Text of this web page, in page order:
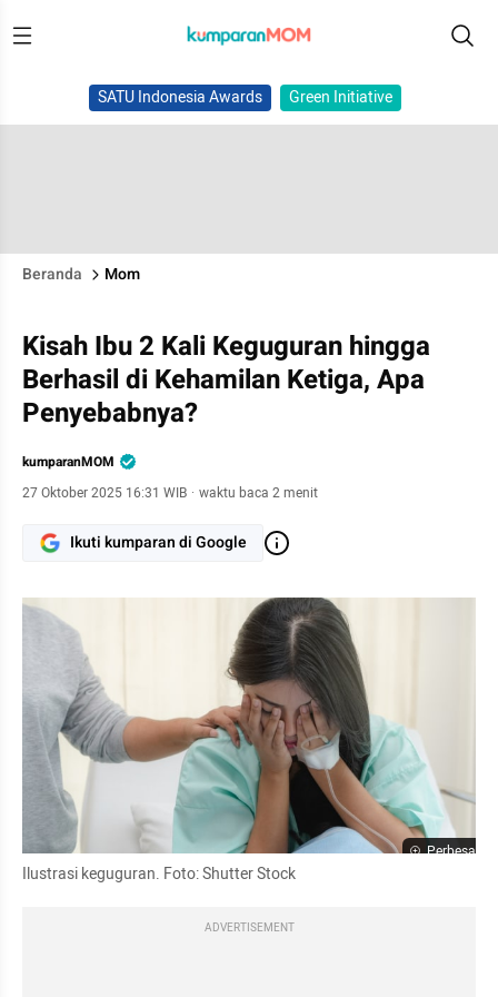
SATU Indonesia Awards Green Initiative
Beranda Mom
Kisah Ibu 2 Kali Keguguran hingga
Berhasil di Kehamilan Ketiga, Apa
Penyebabnya?
kumparanMOM
27 Oktober 2025 16:31 WIB · waktu baca 2 menit
Ikuti kumparan di Google
Perbesar
Ilustrasi keguguran. Foto: Shutter Stock
ADVERTISEMENT